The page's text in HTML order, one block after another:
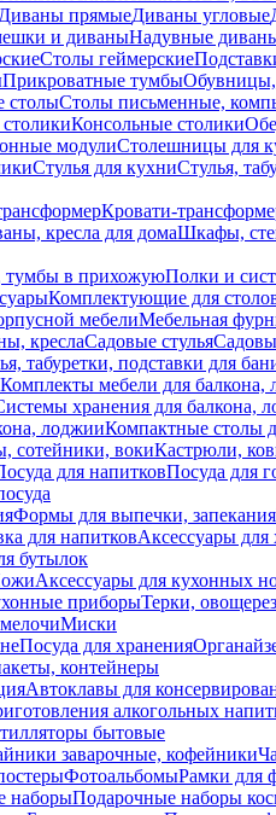
Диваны прямыеДиваны угловые
и диваныНадувные
Столы геймерские
Прикроватные тумбы
столыСтолы письменные,
Консольные столики
модулиСтолешницы для
Стулья для кухниСтулья,
Кровати-
кресла для домаШкафы,
тумбы в прихожуюПолки и
Комплектующие для
мебелиМебельная
креслаСадовые стулья
табуретки, подставки для
Комплекты мебели для балкона,
хранения для балкона,
лоджииКомпактные столы
сотейники, вокиКастрюли,
для напитковПосуда для
Формы для выпечки, запекания
для напитковАксессуары для
бутылок
Аксессуары для кухонных
приборыТерки,
Миски
Посуда для хранения
контейнеры
Автоклавы для
алкогольных
бытовые
заварочные, кофейники
ФотоальбомыРамки для
наборыПодарочные наборы